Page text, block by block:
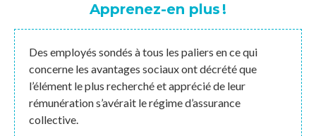
Apprenez-en plus !
Des employés sondés à tous les paliers en ce qui
concerne les avantages sociaux ont décrété que
l’élément le plus recherché et apprécié de leur
rémunération s’avérait le régime d’assurance
collective.